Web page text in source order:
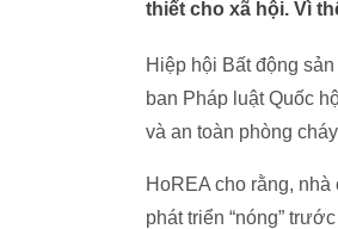
thiết cho xã hội. Vì
Hiệp hội Bất động
ban Pháp luật Quốc
và an toàn phòng
HoREA cho rằng,
phát triển “nóng”